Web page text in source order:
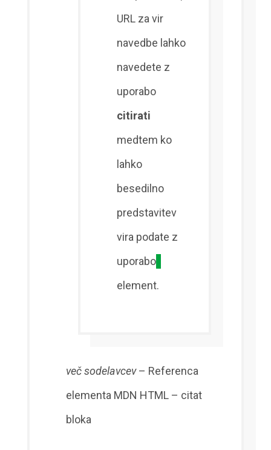
URL za vir
navedbe lahko
navedete z
uporabo
citirati
medtem ko
lahko
besedilno
predstavitev
vira podate z
uporabo
element.
več sodelavcev– Referenca
elementa MDN HTML – citat
bloka